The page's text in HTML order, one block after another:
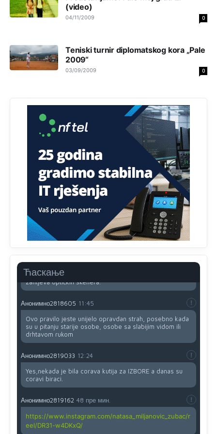
(video)
04/11/2009 0
Teniski turnir diplomatskog kora „Pale
2009“
03/09/2009 0
Ћаскање
Анонимно2818605 11:21
zapravo glasaju po nalogu političkih partija, a ne po želji
birača).
nepismeno, što čini 38,7% ukupnog stanovništva starijeg
od 10 godina
Анонимно2818605
Prema podacima o informaciono-komunikacionim
tehnologijama, čak 33,4% domaćinstava u BiH uopšte
nema pristup računaru bilo koje vrste (desktop, laptop ili
tablet
Анонимно2818605
11:34
Najveći dio populacije starije od 65 godina uopšte ne
koristi internet, niti ima pristup računarima
Анонимно2818605 11:45
obojiti (popuniti) uvedeno je isključivo zbog tehničkih
zahtjeva optičkih skenera.
Анонимно2818605 11:45
Ovo pravilo jeste unijelo opravdan strah, posebno kada
su u pitanju starije osobe, osobe sa slabijim vidom ili
drhtavom rukom
Анонимно2819033 12:24
Yes,nekada je bila corava kutija za IZBORE a danas su
coravi biraci.
Анонимно2819162 48 пре мин.
https://www.instagram.com/natasa_miljanovic_zubac/r
eel/DR31-w4DKxQ/